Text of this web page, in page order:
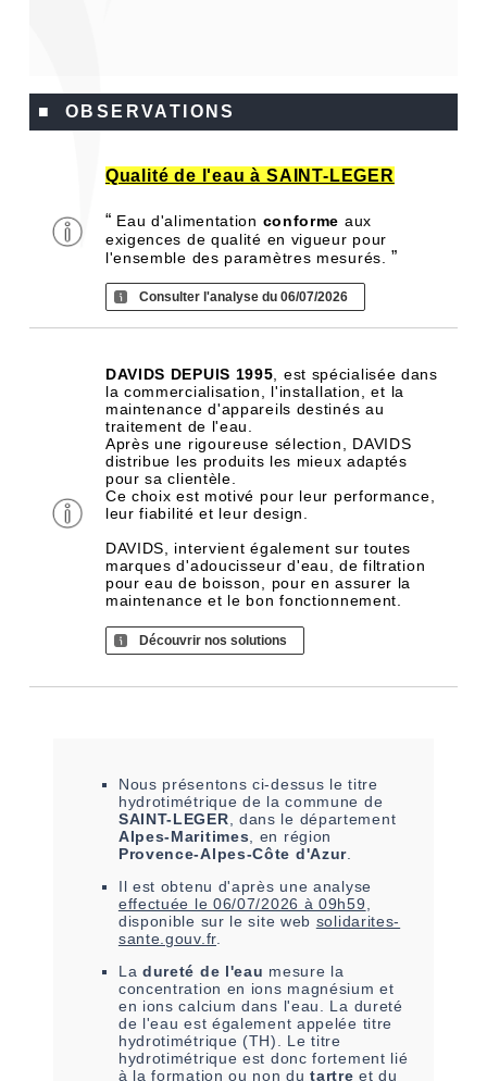
■ OBSERVATIONS
Qualité de l'eau à SAINT-LEGER
“ Eau d'alimentation conforme aux
exigences de qualité en vigueur pour
l'ensemble des paramètres mesurés.”
Consulter l'analyse du 06/07/2026
DAVIDS DEPUIS 1995 , est spécialisée dans
la commercialisation, l'installation, et la
maintenance d'appareils destinés au
traitement de l'eau.
Après une rigoureuse sélection, DAVIDS
distribue les produits les mieux adaptés
pour sa clientèle.
Ce choix est motivé pour leur performance,
leur fiabilité et leur design.
DAVIDS, intervient également sur toutes
marques d'adoucisseur d'eau, de filtration
pour eau de boisson, pour en assurer la
maintenance et le bon fonctionnement.
Découvrir nos solutions
Nous présentons ci-dessus le titre
hydrotimétrique de la commune de
SAINT-LEGER , dans le département
Alpes-Maritimes , en région
Provence-Alpes-Côte d'Azur
Il est obtenu d'après une analyse
effectuée le 06/07/2026 à 09h59
disponible sur le site web solidarites-
sante.gouv.fr.
La dureté de l'eau mesure la
concentration en ions magnésium et
en ions calcium dans l'eau. La dureté
de l'eau est également appelée titre
hydrotimétrique (TH). Le titre
hydrotimétrique est donc fortement lié
à la formation ou non dutartre et du